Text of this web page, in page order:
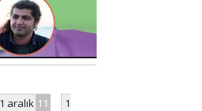
1 aralık 11
1